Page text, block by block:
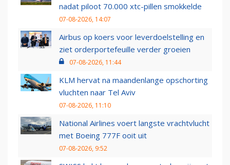
nadat piloot 70.000 xtc-pillen smokkelde
07-08-2026, 14:07
Airbus op koers voor leverdoelstelling en
ziet orderportefeuille verder groeien
07-08-2026, 11:44
KLM hervat na maandenlange opschorting
vluchten naar Tel Aviv
07-08-2026, 11:10
National Airlines voert langste vrachtvlucht
met Boeing 777F ooit uit
07-08-2026, 9:52